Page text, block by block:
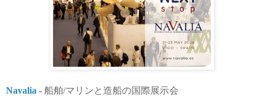
Navalia - 船舶/マリンと造船の国際展示会